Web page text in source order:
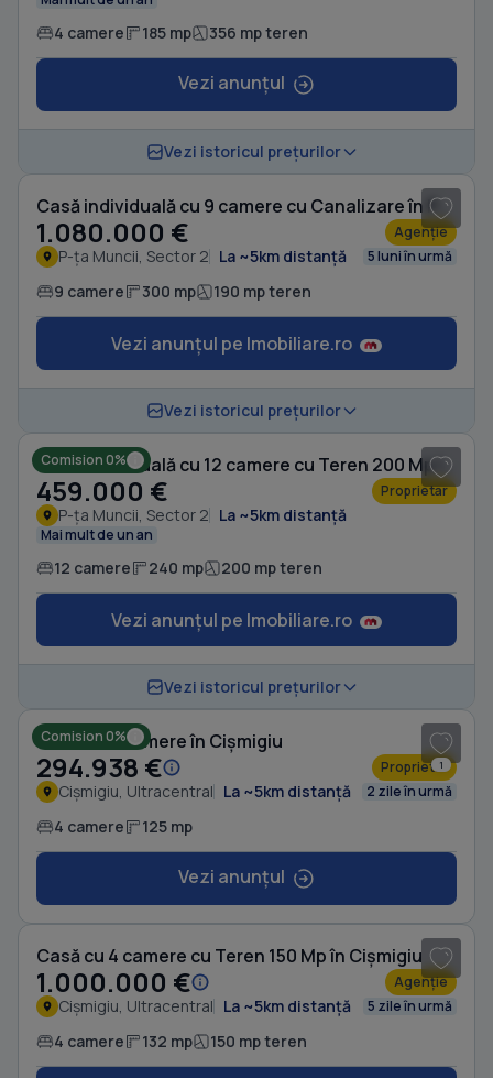
4 camere 185 mp 356 mp teren
Vezi anunțul
Vezi istoricul prețurilor
Casă individuală cu 9 camere cu Canalizare în P-ța Muncii
1.080.000 € Agenție
P-ța Muncii, Sector 2 La ~5km distanță 5 luni în urmă
9 camere 300 mp 190 mp teren
Vezi anunțul pe Imobiliare.ro
Vezi istoricul prețurilor
Comision 0% Casă individuală cu 12 camere cu Teren 200 Mp în P-ța Muncii
459.000 € Proprietar
P-ța Muncii, Sector 2 La ~5km distanță
Mai mult de un an
12 camere 240 mp 200 mp teren
Vezi anunțul pe Imobiliare.ro
Vezi istoricul prețurilor
1
Comision 0%
Casă cu 4 camere în Cișmigiu
294.938 € Proprietar
Cișmigiu, Ultracentral La ~5km distanță 2 zile în urmă
4 camere 125 mp
Vezi anunțul
Casă cu 4 camere cu Teren 150 Mp în Cișmigiu
1.000.000 € Agenție
Cișmigiu, Ultracentral La ~5km distanță 5 zile în urmă
4 camere 132 mp 150 mp teren